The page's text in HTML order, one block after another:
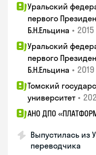
Уральский
первого
Б.Н.Ельцина • 2015
Уральский
первого
Б.Н.Ельцина • 2019
Томский
университет •
АНО ДПО
Выпустилась из
переводчика